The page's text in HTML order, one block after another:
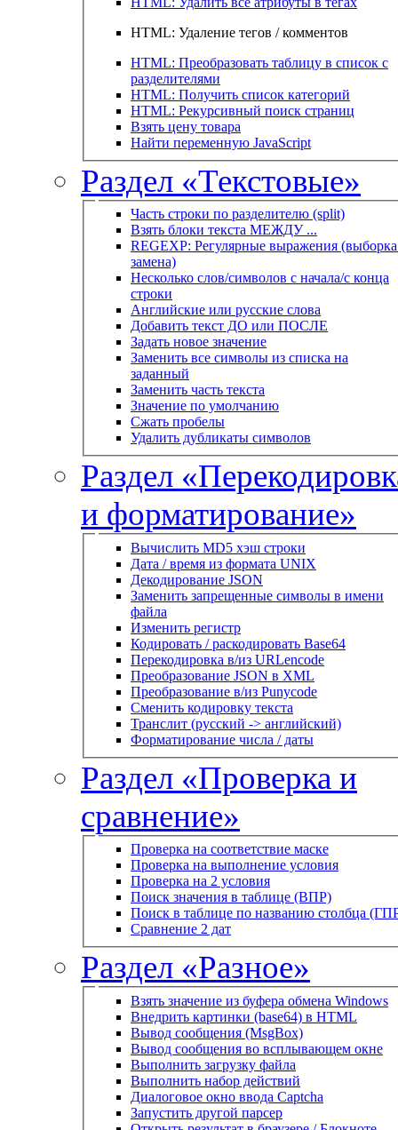
HTML: Удаление тегов / комментов
HTML: Преобразовать таблицу в список с
разделителями
HTML: Получить список категорий
HTML: Рекурсивный поиск страниц
Взять цену товара
Найти переменную JavaScript
Раздел «Текстовые»
Часть строки по разделителю (split)
Взять блоки текста МЕЖДУ ...
REGEXP: Регулярные выражения
замена)
Несколько слов/символов с начала/с конца
строки
Английские или русские слова
Добавить текст ДО или ПОСЛЕ
Задать новое значение
Заменить все символы из списка на
заданный
Заменить часть текста
Значение по умолчанию
Сжать пробелы
Удалить дубликаты символов
Раздел
и форматирование»
Вычислить MD5 хэш строки
Дата / время из формата UNIX
Декодирование JSON
Заменить запрещенные символы в имени
файла
Изменить регистр
Кодировать / раскодировать Base64
Перекодировка в/из URLencode
Преобразование JSON в XML
Преобразование в/из Punycode
Сменить кодировку текста
Транслит (русский -> английский)
Форматирование числа / даты
Раздел «Проверка и
сравнение»
Проверка на соответствие маске
Проверка на выполнение условия
Проверка на 2 условия
Поиск значения в таблице (ВПР)
Поиск в таблице по названию столбца
Сравнение 2 дат
Раздел «Разное»
Взять значение из буфера обмена Windows
Внедрить картинки (base64) в HTML
Вывод сообщения (MsgBox)
Вывод сообщения во всплывающем окне
Выполнить загрузку файла
Выполнить набор действий
Диалоговое окно ввода Captcha
Запустить другой парсер